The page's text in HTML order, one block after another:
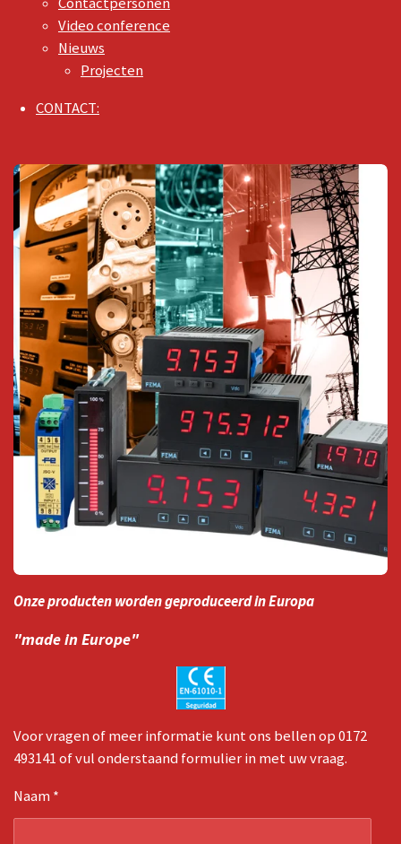
Video conference
Nieuws
Projecten
CONTACT:
Onze producten worden geproduceerd in Europa
"made in Europe"
Voor vragen of meer informatie kunt ons bellen op 0172
493141 of vul onderstaand formulier in met uw vraag.
Naam *